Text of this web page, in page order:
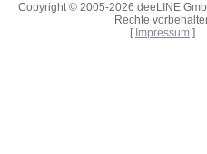
Copyright © 2005-2026 deeLINE
Rechte
[ Impressum ]